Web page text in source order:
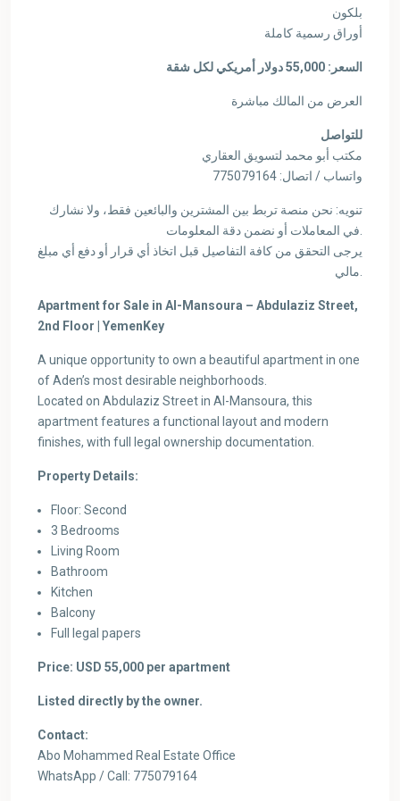
بلكون
أوراق رسمية كاملة
السعر: 55,000 دولار أمريكي لكل شقة
العرض من المالك مباشرة
للتواصل
مكتب أبو محمد لتسويق العقاري
واتساب / اتصال: 775079164
تنويه: نحن منصة تربط بين المشترين والبائعين فقط، ولا نشارك
يرجى التحقق من كافة التفاصيل قبل اتخاذ أي قرار أو دفع أي مبلغ
Apartment for Sale in Al-Mansoura – Abdulaziz Street,
2nd Floor | YemenKey
A unique opportunity to own a beautiful apartment in one
of Aden’s most desirable neighborhoods.
Located on Abdulaziz Street in Al-Mansoura, this
apartment features a functional layout and modern
finishes, with full legal ownership documentation.
Property Details:
Floor: Second
3 Bedrooms
Living Room
Bathroom
Kitchen
Balcony
Full legal papers
Price: USD 55,000 per apartment
Listed directly by the owner.
Contact:
Abo Mohammed Real Estate Office
WhatsApp / Call: 775079164